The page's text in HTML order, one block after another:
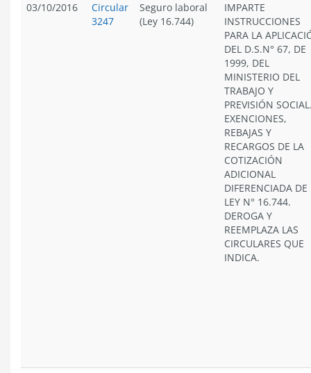
03/10/2016
Circular
3247
Seguro laboral
(Ley 16.744)
IMPARTE
INSTRUCCIONES
PARA LA
DEL D.S.N° 67, DE
1999, DEL
MINISTERIO DEL
TRABAJO Y
PREVISIÓN
EXENCIONES,
REBAJAS Y
RECARGOS DE LA
COTIZACIÓN
ADICIONAL
DIFERENCIADA DE
LEY N° 16.744.
DEROGA Y
REEMPLAZA LAS
CIRCULARES QUE
INDICA.